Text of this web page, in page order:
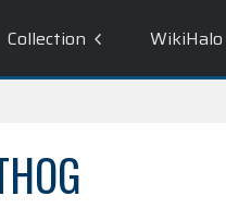
Collection WikiHalo